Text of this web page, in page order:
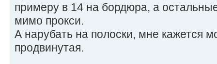
примеру в 14 на бордюра, а
мимо прокси.
А нарубать на полоски, мне кажется
продвинутая.